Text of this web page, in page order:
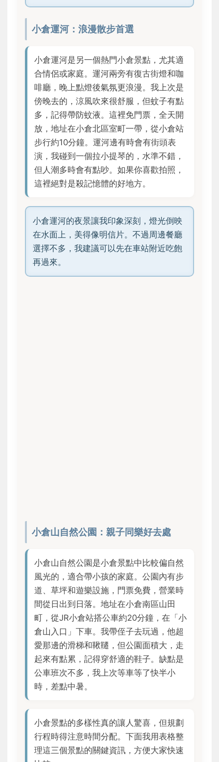
小倉運河：浪漫散步首選
小倉運河是另一個熱門小倉景點，尤其適
合情侶或家庭。運河兩旁有復古街燈和咖
啡廳，晚上點燈後氣氛更浪漫。我上次是
傍晚去的，涼風吹來很舒服，但蚊子有點
多，記得帶防蚊液。這裡免門票，全天開
放，地址在小倉北區室町一帶，從小倉站
步行約10分鐘。運河邊有時會有街頭表
演，我碰到一個拉小提琴的，水準不錯，
但人潮多時會有點吵。如果你喜歡拍照，
這裡絕對是殺記憶體的好地方。
小倉運河的夜景讓我印象深刻，燈光倒映
在水面上，美得像明信片。不過周邊餐廳
選擇不多，我建議可以先在車站附近吃飽
再過來。
小倉山自然公園：親子同樂好去處
小倉山自然公園是小倉景點中比較偏自然
風光的，適合帶小孩的家庭。公園內有步
道、草坪和遊樂設施，門票免費，營業時
間從日出到日落。地址在小倉南區山田
町，從JR小倉站搭公車約20分鐘，在「小
倉山入口」下車。我帶侄子去玩過，他超
愛那邊的滑梯和鞦韆，但公園面積大，走
起來有點累，記得穿舒適的鞋子。缺點是
公車班次不多，我上次等車等了快半小
時，差點中暑。
小倉景點的多樣性真的讓人驚喜，但規劃
行程時得注意時間分配。下面我用表格整
理這三個景點的關鍵資訊，方便大家快速